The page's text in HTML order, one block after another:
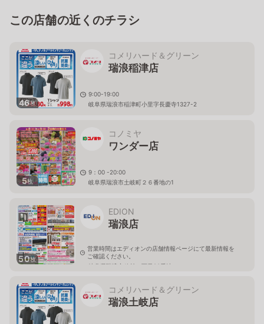
この店舗の近くのチラシ
46枚
コメリハード＆グリーン
瑞浪稲津店
9:00-19:00
岐阜県瑞浪市稲津町小里字長慶寺1327-2
5枚
コノミヤ
ワンダー店
9：00 -20:00
岐阜県瑞浪市土岐町２６番地の1
50枚
EDION
瑞浪店
営業時間はエディオンの店舗情報ページにて最新情報を
ご確認ください。
岐阜県瑞浪市穂並一丁目83番地
コメリハード＆グリーン
瑞浪土岐店